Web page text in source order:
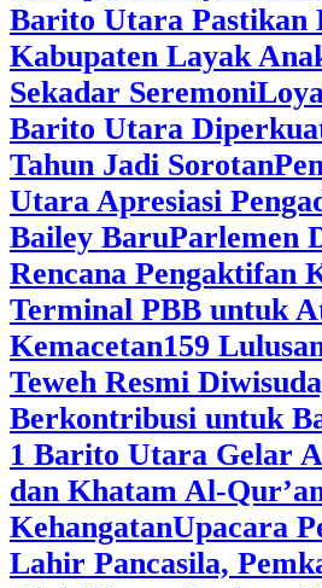
Barito Utara Pastikan
Kabupaten Layak
Sekadar Seremoni
Barito Utara
Tahun Jadi Sorotan
Utara Apresiasi
Bailey BaruParlemen
Rencana Pengaktifan
Terminal PBB untuk
Kemacetan159
Teweh Resmi
Berkontribusi untuk
1 Barito Utara Gelar
dan Khatam Al-
KehangatanUpacara
Lahir Pancasila,